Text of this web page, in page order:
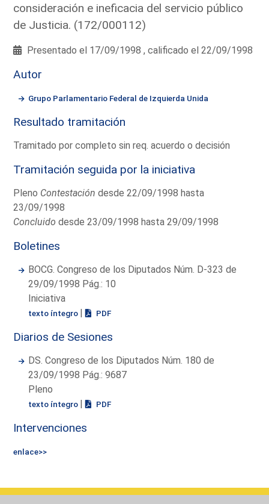
consideración e ineficacia del servicio público
de Justicia. (172/000112)
Presentado el 17/09/1998 , calificado el 22/09/1998
Autor
Grupo Parlamentario Federal de Izquierda Unida
Resultado tramitación
Tramitado por completo sin req. acuerdo o decisión
Tramitación seguida por la iniciativa
Pleno Contestación desde 22/09/1998 hasta
23/09/1998
Concluido desde 23/09/1998 hasta 29/09/1998
Boletines
BOCG. Congreso de los Diputados Núm. D-323 de
29/09/1998 Pág.: 10
Iniciativa
texto íntegro | PDF
Diarios de Sesiones
DS. Congreso de los Diputados Núm. 180 de
23/09/1998 Pág.: 9687
Pleno
texto íntegro | PDF
Intervenciones
enlace>>